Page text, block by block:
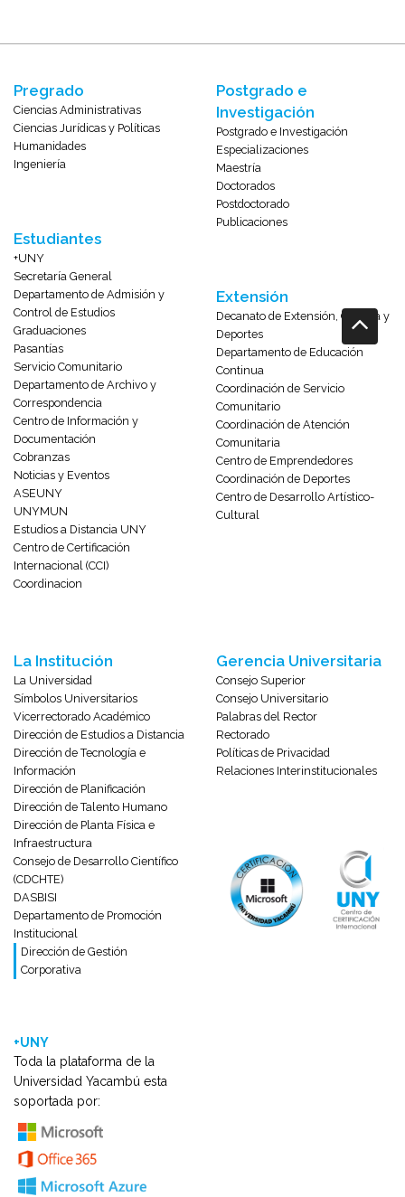
Pregrado
Ciencias Administrativas
Ciencias Jurídicas y Políticas
Humanidades
Ingeniería
Estudiantes
+UNY
Secretaría General
Departamento de Admisión y
Control de Estudios
Graduaciones
Pasantías
Servicio Comunitario
Departamento de Archivo y
Correspondencia
Centro de Información y
Documentación
Cobranzas
Noticias y Eventos
ASEUNY
UNYMUN
Estudios a Distancia UNY
Centro de Certificación
Internacional (CCI)
Coordinacion
Postgrado e
Investigación
Postgrado e Investigación
Especializaciones
Maestría
Doctorados
Postdoctorado
Publicaciones
Extensión
Decanato de Extensión, Cultura y
Deportes
Departamento de Educación
Continua
Coordinación de Servicio
Comunitario
Coordinación de Atención
Comunitaria
Centro de Emprendedores
Coordinación de Deportes
Centro de Desarrollo Artístico-
Cultural
La Institución
La Universidad
Símbolos Universitarios
Vicerrectorado Académico
Dirección de Estudios a Distancia
Dirección de Tecnología e
Información
Dirección de Planificación
Dirección de Talento Humano
Dirección de Planta Física e
Infraestructura
Consejo de Desarrollo Científico
(CDCHTE)
DASBISI
Departamento de Promoción
Institucional
Dirección de Gestión
Corporativa
+UNY
Toda la plataforma de la
Universidad Yacambú esta
soportada por:
Gerencia Universitaria
Consejo Superior
Consejo Universitario
Palabras del Rector
Rectorado
Políticas de Privacidad
Relaciones Interinstitucionales